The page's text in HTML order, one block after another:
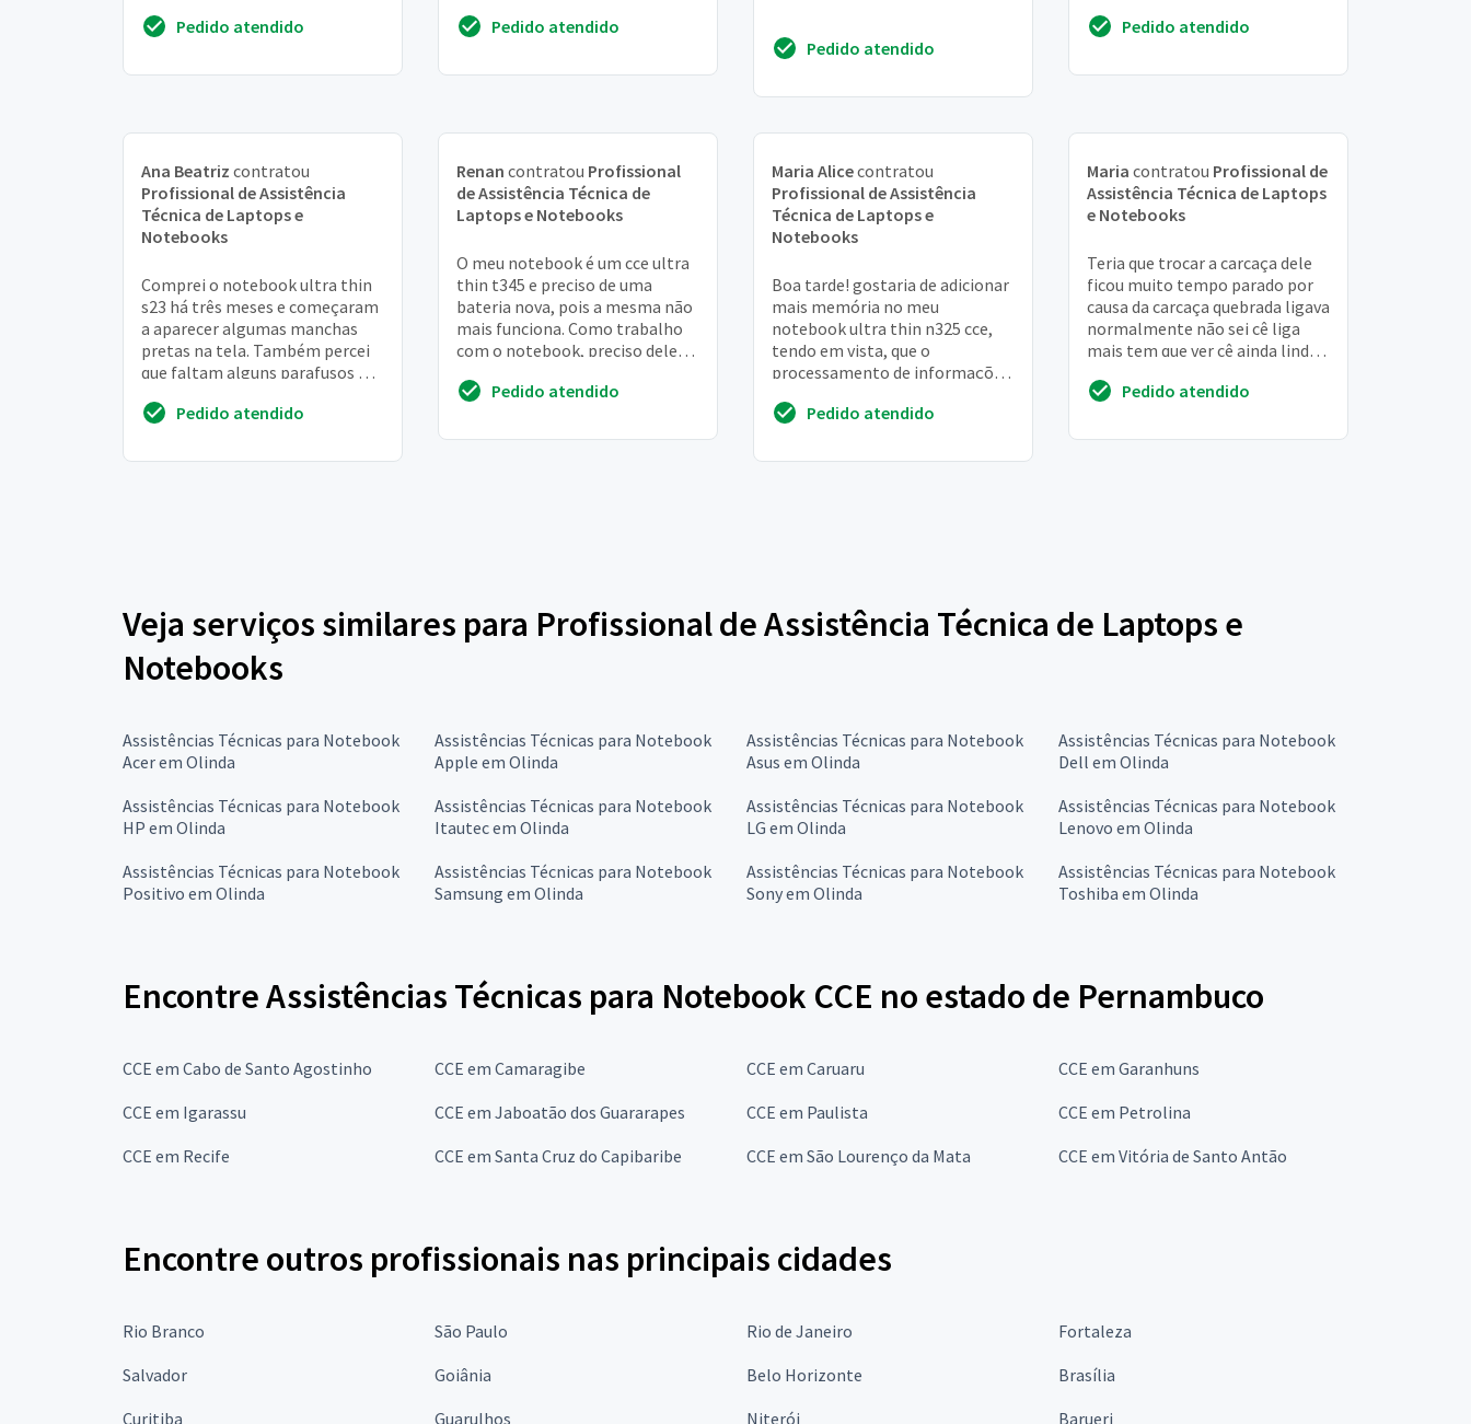
Pedido atendido
Pedido atendido
Pedido atendido
solucionar o problema d
Pedido atendido
Ana Beatriz contratou
Profissional de Assistência
Técnica de Laptops e
Notebooks
Comprei o notebook ultra thin
s23 há três meses e começaram
a aparecer algumas manchas
pretas na tela. Também percei
que faltam alguns parafusos na
Pedido atendido
Renan contratou Profissional
de Assistência Técnica de
Laptops e Notebooks
O meu notebook é um cce ultra
thin t345 e preciso de uma
bateria nova, pois a mesma não
mais funciona. Como trabalho
com o notebook, preciso dele
Pedido atendido
Maria Alicecontratou
Profissional de Assistência
Técnica de Laptops e
Notebooks
Boa tarde! gostaria de adicionar
mais memória no meu
notebook ultra thin n325 cce,
tendo em vista, que o
processamento de informações
Atenciosamente, higo lima
Pedido atendido
Maria contratou Profissional de
Assistência Técnica de Laptops
e Notebooks
Teria que trocar a carcaça dele
ficou muito tempo parado por
causa da carcaça quebrada ligava
normalmente não sei cê liga
mais tem que ver cê ainda linda e
Pedido atendido
Veja serviços similares para Profissional de Assistência Técnica de Laptops e
Notebooks
Assistências Técnicas para Notebook
Acer em Olinda
Assistências Técnicas para Notebook
Apple em Olinda
Assistências Técnicas para Notebook
Asus em Olinda
Assistências Técnicas para Notebook
Dell em Olinda
Assistências Técnicas para Notebook
HP em Olinda
Assistências Técnicas para Notebook
Itautec em Olinda
Assistências Técnicas para Notebook
LG em Olinda
Assistências Técnicas para Notebook
Lenovo em Olinda
Assistências Técnicas para Notebook
Positivo em Olinda
Assistências Técnicas para Notebook
Samsung em Olinda
Assistências Técnicas para Notebook
Sony em Olinda
Assistências Técnicas para Notebook
Toshiba em Olinda
Encontre Assistências Técnicas para Notebook CCE no estado de Pernambuco
CCE em Cabo de Santo Agostinho CCE em Camaragibe CCE em Caruaru
CCE em Garanhuns
CCE em Igarassu
CCE em Jaboatão dos Guararapes CCE em Paulista
CCE em Petrolina
CCE em Recife
CCE em Santa Cruz do Capibaribe CCE em São Lourenço da Mata CCE em Vitória de Santo Antão
Encontre outros profissionais nas principais cidades
Rio Branco São Paulo Rio de Janeiro
Fortaleza
Salvador
Goiânia Belo Horizonte
Brasília
Curitiba
Guarulhos Niterói Barueri